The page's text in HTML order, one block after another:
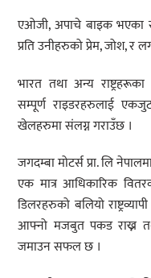
एओजी, अपाचे बाइक भएका
प्रति उनीहरुको प्रेम, जोश, र
भारत तथा अन्य
सम्पूर्ण राइडरहरुलाई
खेलहरुमा संलग्न गराउँछ ।
जगदम्बा मोटर्स प्रा. लि
एक मात्र आधिकारिक
डिलरहरुको बलियो
आफ्नो मजबुत पकड राख्न
जमाउन सफल छ ।